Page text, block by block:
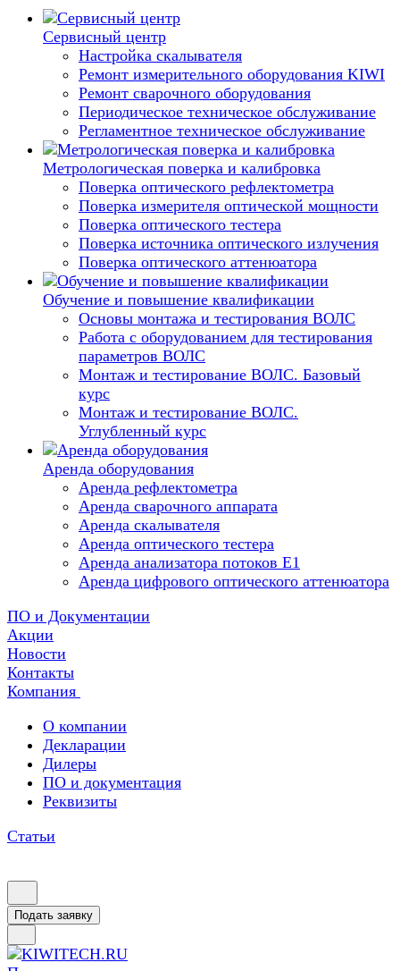
Сервисный центр
Настройка скалывателя
Ремонт измерительного оборудования KIWI
Ремонт сварочного оборудования
Периодическое техническое обслуживание
Регламентное техническое обслуживание
Метрологическая поверка и калибровка
Поверка оптического рефлектометра
Поверка измерителя оптической мощности
Поверка оптического тестера
Поверка источника оптического излучения
Поверка оптического аттенюатора
Обучение и повышение квалификации
Основы монтажа и тестирования ВОЛС
Работа с оборудованием для тестирования
параметров ВОЛС
Монтаж и тестирование ВОЛС. Базовый
курс
Монтаж и тестирование ВОЛС.
Углубленный курс
Аренда оборудования
Аренда рефлектометра
Аренда сварочного аппарата
Аренда скалывателя
Аренда оптического тестера
Аренда анализатора потоков Е1
Аренда цифрового оптического аттенюатора
ПО и Документации
Акции
Новости
Контакты
Компания
О компании
Декларации
Дилеры
ПО и документация
Реквизиты
Статьи
Подать заявку